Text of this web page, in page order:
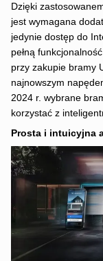
Dzięki
jest wymagana
jedynie dostęp do
pełną
przy zakupie bramy
najnowszym
2024 r. wybrane
korzystać z
Prosta i intuicyjna